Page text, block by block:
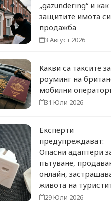
„gazundering“ и
защитите имота
продажба
3 Август 2026
Какви са таксите за
роуминг на
мобилни
31 Юли 2026
Експерти
предупреждават:
Опасни адаптери
пътуване,
онлайн,
живота на
29 Юли 2026